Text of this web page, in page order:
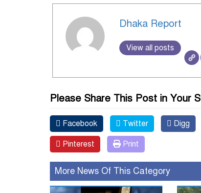
Dhaka Report
View all posts
Please Share This Post in Your
Facebook Twitter Digg
Pinterest Print
More News Of This Category